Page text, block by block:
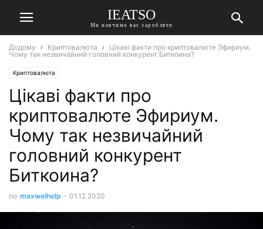
IEATSO
Ми навчимо вас заробляти
Додому Криптовалюта
Цікаві факти про криптовалюте Эфириум.
Чому так незвичайний головний конкурент Биткоина?
Криптовалюта
Цікаві факти про
криптовалюте Эфириум.
Чому так незвичайний
головний конкурент
Биткоина?
по maxwelhelp - 01.12.2020